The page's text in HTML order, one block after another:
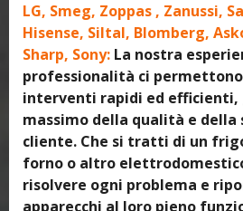
LG, Smeg, Zoppas , Zanussi,
Hisense, Siltal, Blomberg,
Sharp, Sony: La nostra
professionalità ci
interventi rapidi ed efficienti,
massimo della qualità e della
cliente. Che si tratti di un
forno o altro
risolvere ogni problema e
apparecchi al loro pieno